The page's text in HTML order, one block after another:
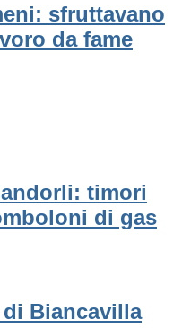
sfruttavano
da fame
timori
di gas
Biancavilla